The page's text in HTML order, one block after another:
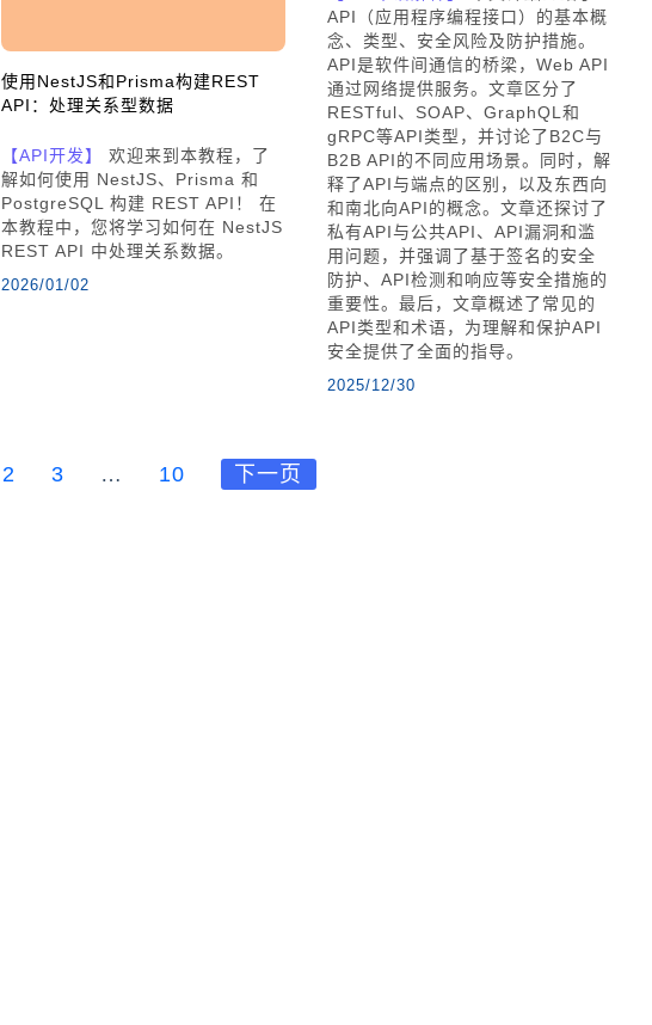
使用NestJS和Prisma构建REST
API：处理关系型数据
【API开发】
欢迎来到本教程，了
解如何使用 NestJS、Prisma 和
PostgreSQL 构建 REST API！ 在
本教程中，您将学习如何在 NestJS
REST API 中处理关系数据。
2026/01/02
API（应用程序编程接口）的基本概
念、类型、安全风险及防护措施。
API是软件间通信的桥梁，Web API
通过网络提供服务。文章区分了
RESTful、SOAP、GraphQL和
gRPC等API类型，并讨论了B2C与
B2B API的不同应用场景。同时，解
释了API与端点的区别，以及东西向
和南北向API的概念。文章还探讨了
私有API与公共API、API漏洞和滥
用问题，并强调了基于签名的安全
防护、API检测和响应等安全措施的
重要性。最后，文章概述了常见的
API类型和术语，为理解和保护API
安全提供了全面的指导。
2025/12/30
2 3 … 10 下一页